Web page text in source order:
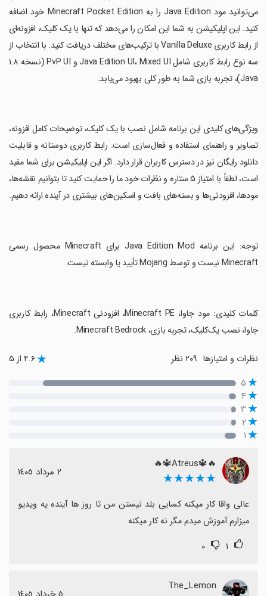
می‌توانید مود Java Edition را به Minecraft Pocket Edition خود اضافه
کنید. این اپلیکیشن به شما این امکان را می‌دهد که تنها با یک کلیک، افزونه‌ای
از رابط کاربری Vanilla Deluxe با ترکیب‌های مختلف دریافت کنید. با انتخاب از
سه نوع رابط کاربری شامل Java Edition UI، Mixed UI و PvP UI (نسخه ۱.۸
Java)، تجربه بازی شما به طور کلی بهبود می‌یابد.
‏ویژگی‌های کلیدی این برنامه شامل نصب با یک کلیک، توضیحات کامل افزونه،
تصاویر و راهنمای استفاده و فعال‌سازی است. رابط کاربری دوستانه و قابلیت
دانلود رایگان نیز در دسترس کاربران قرار دارد. اگر این اپلیکیشن برای شما مفید
است، لطفاً با امتیاز ۵ ستاره و نظرات خود ما را حمایت کنید تا بتوانیم نقشه‌ها،
مودها، افزودنی‌ها و بسته‌های بافت و اسکین‌های بیشتری در آینده ارائه دهیم.
‏توجه: این برنامه Java Edition Mod برای Minecraft محصول رسمی
Minecraft نیست و توسط Mojang تأیید یا وابسته نیست.
‏کلمات کلیدی: مود جاوا، Minecraft PE، افزودنی Minecraft، رابط کاربری
جاوا، نصب یک‌کلیک، تجربه بازی، Minecraft Bedrock.
نظرات و امتیازها ۴.۶ از ۵
۵
۴
۳
۲
۱
🔥🔱Atreus🔱🔥
★★★★★ ٢ مرداد ١٤٠٥
میزارم آموزش میدم مگر نه کار میکنه
۱ ۰
The_Lemon